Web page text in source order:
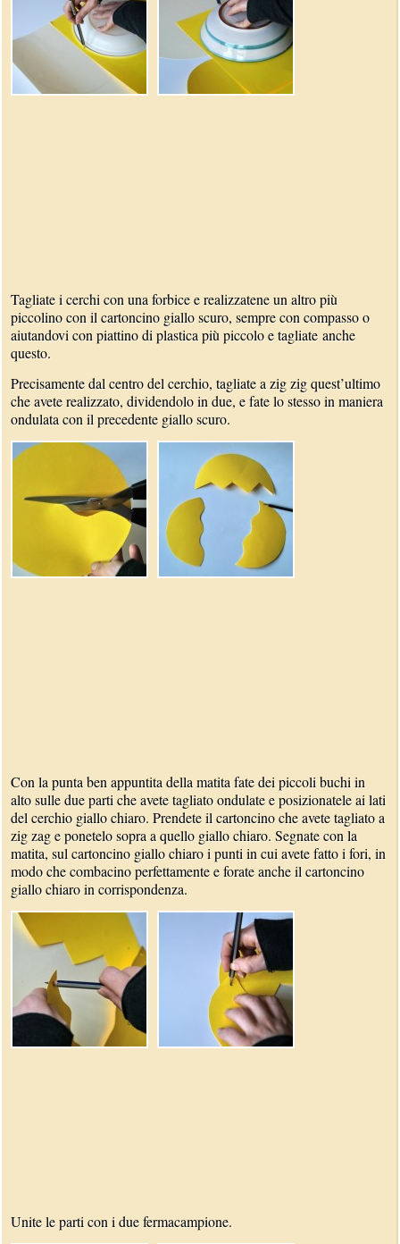
Tagliate i cerchi con una forbice e realizzatene un altro più
piccolino con il cartoncino giallo scuro, sempre con compasso o
aiutandovi con piattino di plastica più piccolo e tagliate anche
questo.
Precisamente dal centro del cerchio, tagliate a zig zig quest’ultimo
che avete realizzato, dividendolo in due, e fate lo stesso in maniera
ondulata con il precedente giallo scuro.
Con la punta ben appuntita della matita fate dei piccoli buchi in
alto sulle due parti che avete tagliato ondulate e posizionatele ai lati
del cerchio giallo chiaro. Prendete il cartoncino che avete tagliato a
zig zag e ponetelo sopra a quello giallo chiaro. Segnate con la
matita, sul cartoncino giallo chiaro i punti in cui avete fatto i fori, in
modo che combacino perfettamente e forate anche il cartoncino
giallo chiaro in corrispondenza.
Unite le parti con i due fermacampione.